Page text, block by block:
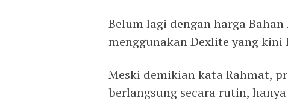
Belum lagi dengan harga
menggunakan Dexlite yang kini
Meski demikian kata Rahmat,
berlangsung secara rutin,